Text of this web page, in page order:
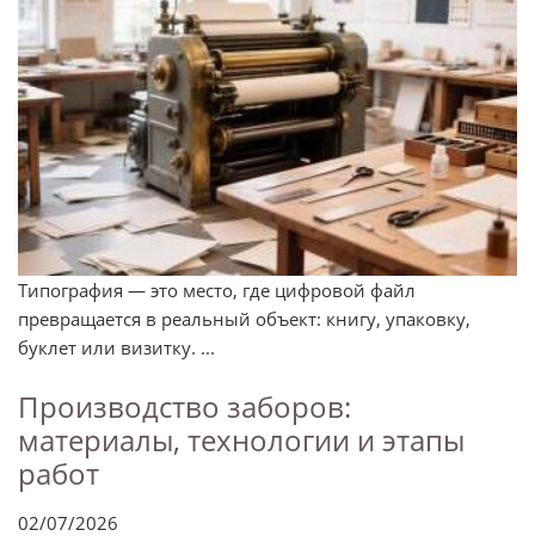
Типография — это место, где цифровой файл
превращается в реальный объект: книгу, упаковку,
буклет или визитку. ...
Производство заборов:
материалы, технологии и этапы
работ
02/07/2026